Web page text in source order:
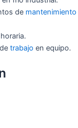
de mantenimiento
trabajo en equipo.